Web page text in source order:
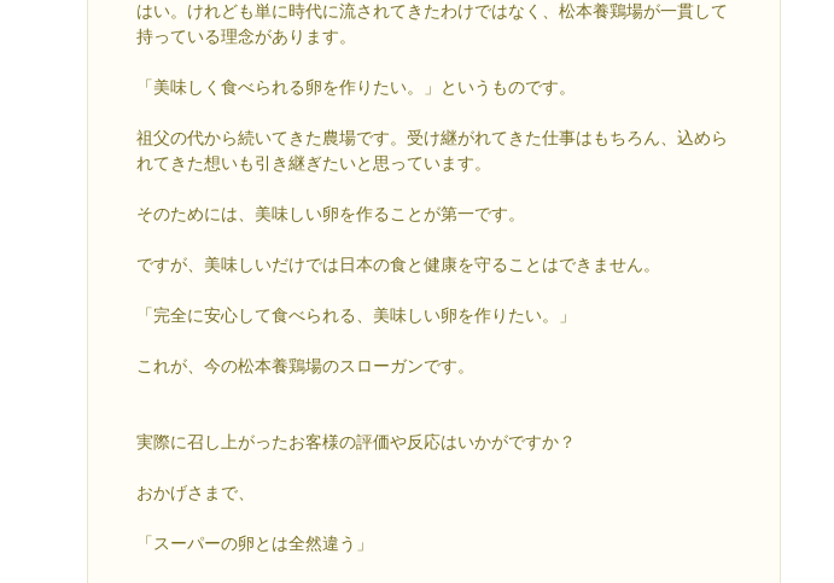
はい。けれども単に時代に流されてきたわけではなく、松本養鶏場が一貫して
持っている理念があります。
「美味しく食べられる卵を作りたい。」というものです。
祖父の代から続いてきた農場です。受け継がれてきた仕事はもちろん、込めら
れてきた想いも引き継ぎたいと思っています。
そのためには、美味しい卵を作ることが第一です。
ですが、美味しいだけでは日本の食と健康を守ることはできません。
「完全に安心して食べられる、美味しい卵を作りたい。」
これが、今の松本養鶏場のスローガンです。
実際に召し上がったお客様の評価や反応はいかがですか？
おかげさまで、
「スーパーの卵とは全然違う」